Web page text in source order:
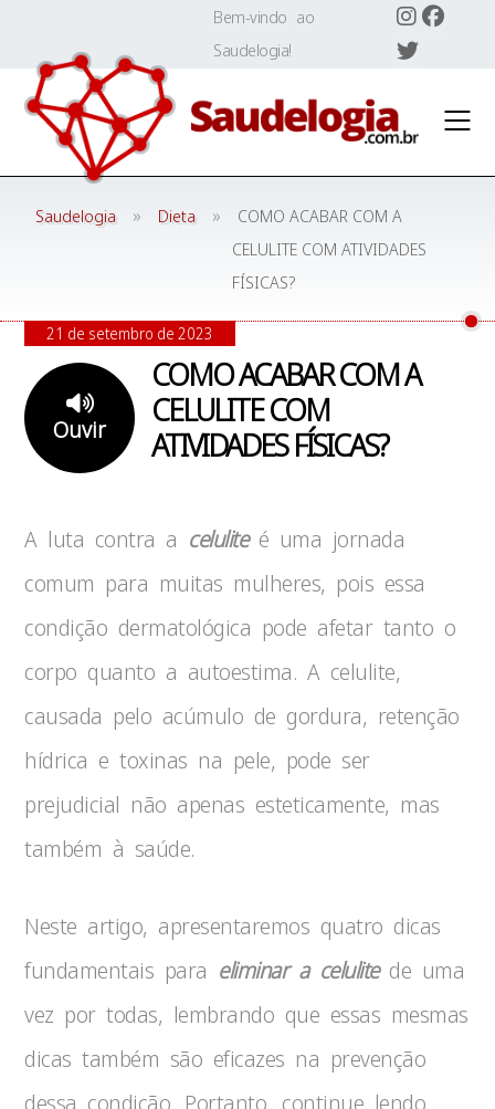
content
Bem-vindo ao
Saudelogia!
Saudelogia » Dieta »
COMO ACABAR COM A
CELULITE COM ATIVIDADES
FÍSICAS?
COMO ACABAR COM A
CELULITE COM
ATIVIDADES FÍSICAS?
Ouvir
21 de setembro de 2023
A luta contra a celuliteé uma jornada
comum para muitas mulheres, pois essa
condição dermatológica pode afetar tanto o
corpo quanto a autoestima. A celulite,
causada pelo acúmulo de gordura, retenção
hídrica e toxinas na pele, pode ser
prejudicial não apenas esteticamente, mas
também à saúde.
Neste artigo, apresentaremos quatro dicas
fundamentais para eliminar a celulitede uma
vez por todas, lembrando que essas mesmas
dicas também são eficazes na prevenção
dessa condição. Portanto, continue lendo